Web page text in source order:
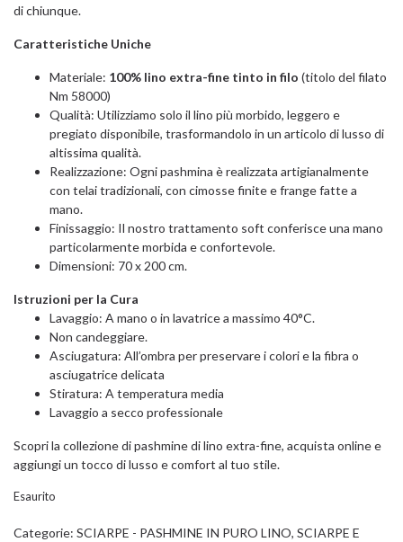
di chiunque.
Caratteristiche Uniche
Materiale: 100% lino extra-fine tinto in filo (titolo del filato
Nm 58000)
Qualità: Utilizziamo solo il lino più morbido, leggero e
pregiato disponibile, trasformandolo in un articolo di lusso di
altissima qualità.
Realizzazione: Ogni pashmina è realizzata artigianalmente
con telai tradizionali, con cimosse finite e frange fatte a
mano.
Finissaggio: Il nostro trattamento soft conferisce una mano
particolarmente morbida e confortevole.
Dimensioni: 70 x 200 cm.
Istruzioni per la Cura
Lavaggio: A mano o in lavatrice a massimo 40°C.
Non candeggiare.
Asciugatura: All’ombra per preservare i colori e la fibra o
asciugatrice delicata
Stiratura: A temperatura media
Lavaggio a secco professionale
Scopri la collezione di pashmine di lino extra-fine, acquista online e
aggiungi un tocco di lusso e comfort al tuo stile.
Esaurito
Categorie: SCIARPE - PASHMINE IN PURO LINO, SCIARPE E